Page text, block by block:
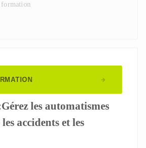
formation
les automatismes
accidents et les